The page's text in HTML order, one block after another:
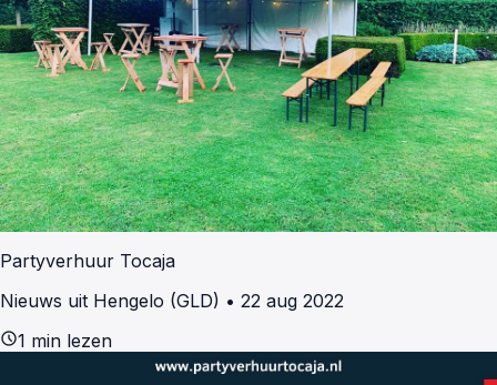
Partyverhuur Tocaja
Nieuws uit Hengelo (GLD) • 22 aug 2022
schedule1 min lezen